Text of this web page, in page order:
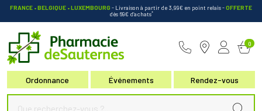
FRANCE • BELGIQUE • LUXEMBOURG - Livraison à partir de 3,99€ en point relais-OFFERTE
dès 69€ d’achats*
Ordonnance Événements Rendez-vous
0